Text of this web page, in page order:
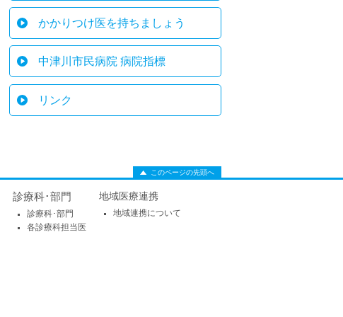
かかりつけ医を持ちましょう
中津川市民病院 病院指標
リンク
このページの先頭へ
診療科･部門
診療科･部門
各診療科担当医
地域医療連携
地域連携について